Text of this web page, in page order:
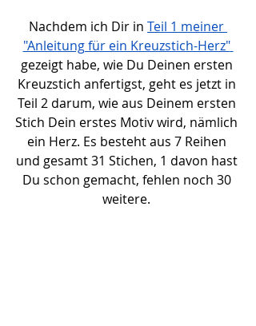
Nachdem ich Dir in Teil 1 meiner
"Anleitung für ein Kreuzstich-Herz"
gezeigt habe, wie Du Deinen ersten
Kreuzstich anfertigst, geht es jetzt in
Teil 2 darum, wie aus Deinem ersten
Stich Dein erstes Motiv wird, nämlich
ein Herz. Es besteht aus 7 Reihen
und gesamt 31 Stichen, 1 davon hast
Du schon gemacht, fehlen noch 30
weitere.